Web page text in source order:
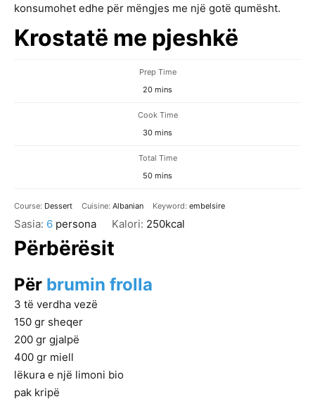
konsumohet edhe për mëngjes me një gotë qumësht.
Krostatë me pjeshkë
Prep Time
20minutes
mins
Cook Time
30minutes
mins
Total Time
50minutes
mins
Course: Dessert Cuisine:Albanian Keyword:embelsire
Sasia: 6 persona Kalori: 250kcal
Përbërësit
Për brumin frolla
3 të verdha vezë
150 gr sheqer
200 gr gjalpë
400 gr miell
lëkura e një limoni bio
pak kripë